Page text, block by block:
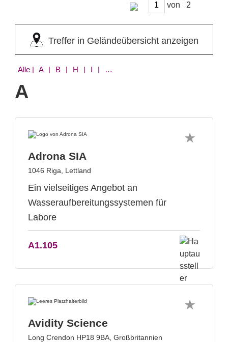
von
Treffer in Geländeübersicht anzeigen
Alle | A | B | H | I | M | N | O | Q | R | S | T | V | W | Y | Z
A
Adrona SIA
1046 Riga, Lettland
Ein vielseitiges Angebot an
Wasseraufbereitungssystemen für
Labore
A1.105
Avidity Science
Long Crendon HP18 9BA, Großbritannien